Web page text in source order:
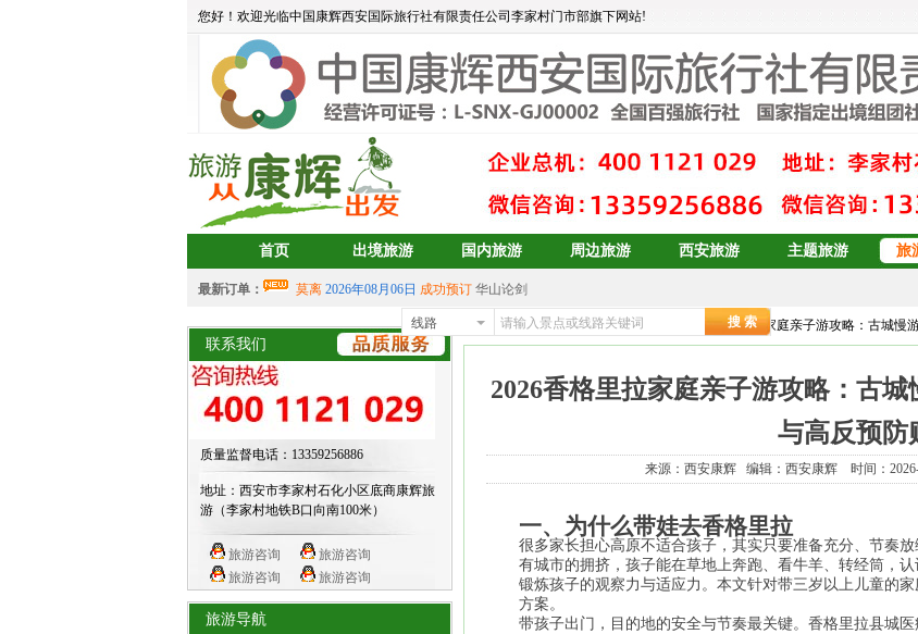
您好！欢迎光临中国康辉西安国际旅行社有限责任公司李家村门市部旗下网站!
首页 出境旅游 国内旅游 周边旅游 西安旅游 主题旅游 旅
最新订单： 莫离 2026年08月06日 成功预订 华山论剑
成功预订
宝藏大东北6日游
中岳建筑 2026年08月04日成功预订青岛、日照、乳山、威海、蓬莱、烟台双卧6日游
2026年07月30日 成功预订
双岛青岛+威海+长岛+烟台
aalertlert(1)
2026年07月30日
2026年07月30日 成功预订
线路
联系我们
质量监督电话：13359256886
地址：西安市李家村石化小区底商康辉旅
游（李家村地铁B口向南100米）
旅游咨询
旅游咨询
旅游咨询
旅游咨询
旅游导航
首页 >>游记攻略>>云南旅游攻略 >> 2026香格里拉家庭亲子游攻略：古城
2026香格里拉家庭亲子游攻略：古
与高反预防
来源：西安康辉 编辑：西安康辉 时间：
一、为什么带娃去香格里拉
很多家长担心高原不适合孩子，其实只要准备充分、节奏
有城市的拥挤，孩子能在草地上奔跑、看牛羊、转经筒，
锻炼孩子的观察力与适应力。本文针对带三岁以上儿童的
方案。
带孩子出门，目的地的安全与节奏最关键。香格里拉县城